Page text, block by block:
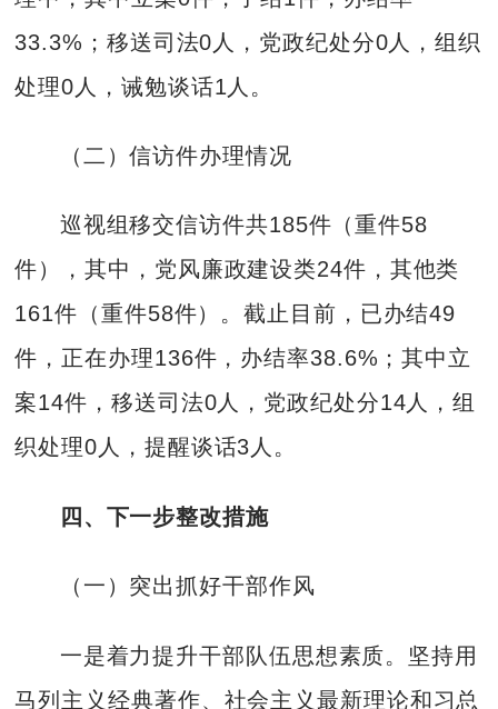
33.3%；移送司法0人，党政纪处分0人，组织
处理0人，诫勉谈话1人。
（二）信访件办理情况
巡视组移交信访件共185件（重件58
件），其中，党风廉政建设类24件，其他类
161件（重件58件）。截止目前，已办结49
件，正在办理136件，办结率38.6%；其中立
案14件，移送司法0人，党政纪处分14人，组
织处理0人，提醒谈话3人。
四、下一步整改措施
（一）突出抓好干部作风
一是着力提升干部队伍思想素质。坚持用
马列主义经典著作、社会主义最新理论和习总